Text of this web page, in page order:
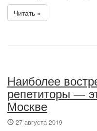
Читать »
Наиболее
репетиторы —
Москве
27 августа 2019